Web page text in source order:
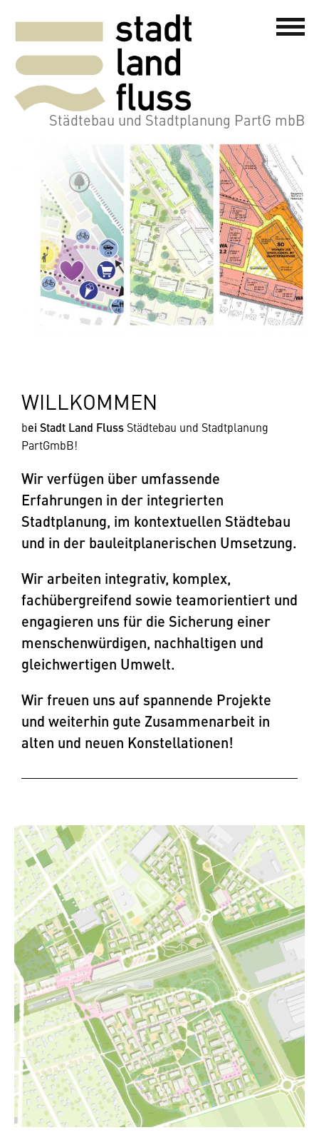
Städtebau und Stadtplanung PartG mbB
WILLKOMMEN
bei Stadt Land Fluss Städtebau und Stadtplanung
PartGmbB!
Wir verfügen über umfassende
Erfahrungen in der integrierten
Stadtplanung, im kontextuellen Städtebau
und in der bauleitplanerischen Umsetzung.
Wir arbeiten integrativ, komplex,
fachübergreifend sowie teamorientiert und
engagieren uns für die Sicherung einer
menschenwürdigen, nachhaltigen und
gleichwertigen Umwelt.
Wir freuen uns auf spannende Projekte
und weiterhin gute Zusammenarbeit in
alten und neuen Konstellationen!